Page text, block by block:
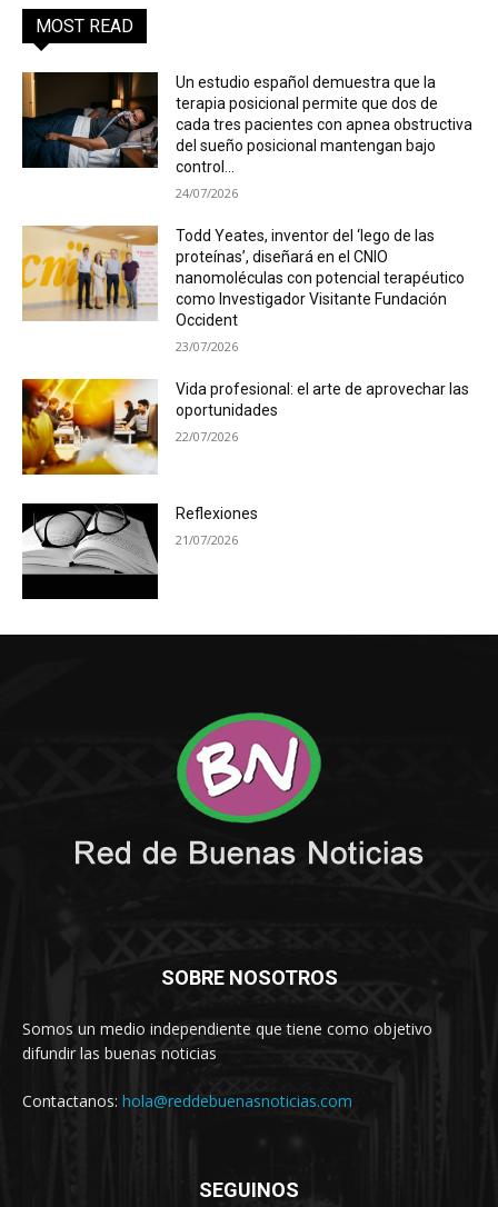
MOST READ
Un estudio español demuestra que la
terapia posicional permite que dos de
cada tres pacientes con apnea obstructiva
del sueño posicional mantengan bajo
control...
24/07/2026
Todd Yeates, inventor del ‘lego de las
proteínas’, diseñará en el CNIO
nanomoléculas con potencial terapéutico
como Investigador Visitante Fundación
Occident
23/07/2026
Vida profesional: el arte de aprovechar las
oportunidades
22/07/2026
Reflexiones
21/07/2026
SOBRE NOSOTROS
Somos un medio independiente que tiene como objetivo
difundir las buenas noticias
Contactanos: hola@reddebuenasnoticias.com
SEGUINOS